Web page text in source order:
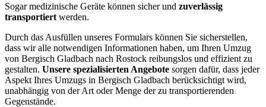
Sogar medizinische Geräte können sicher und zuverlässig
transportiert werden.
Durch das Ausfüllen unseres Formulars können Sie sicherstellen,
dass wir alle notwendigen Informationen haben, um Ihren Umzug
von Bergisch Gladbach nach Rostock reibungslos und effizient zu
gestalten. Unsere spezialisierten Angebote sorgen dafür, dass jeder
Aspekt Ihres Umzugs in Bergisch Gladbach berücksichtigt wird,
unabhängig von der Art oder Menge der zu transportierenden
Gegenstände.